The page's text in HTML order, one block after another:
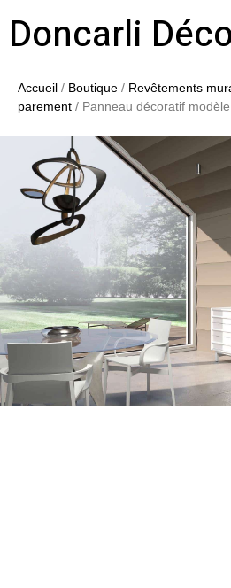
Doncarli
Accueil / Boutique / Revêtements
parement / Panneau décoratif